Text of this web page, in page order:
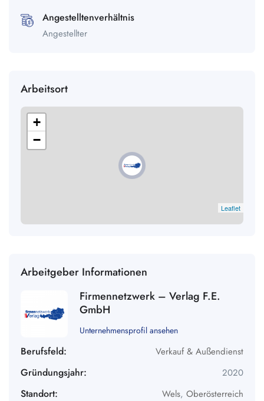
Angestelltenverhältnis
Angestellter
Arbeitsort
+
−
Leaflet
Arbeitgeber Informationen
Firmennetzwerk – Verlag F.E.
GmbH
Unternehmensprofil ansehen
Berufsfeld: Verkauf & Außendienst
Gründungsjahr: 2020
Standort: Wels, Oberösterreich